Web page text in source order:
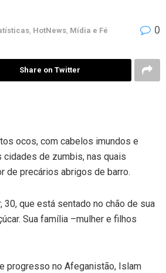
HotNews Mídia e Fé 0
Share on Twitter
ocos, com cabelos imundos e
de zumbis, nas quais
de precários abrigos de barro.
que está sentado no chão de sua
Sua família –mulher e filhos
progresso no Afeganistão, Islam